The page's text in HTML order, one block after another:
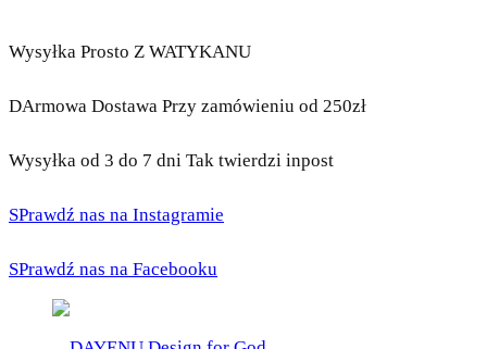
Wysyłka Prosto Z WATYKANU
DArmowa Dostawa Przy zamówieniu od 250zł
Wysyłka od 3 do 7 dni Tak twierdzi inpost
SPrawdź nas na Instagramie
SPrawdź nas na Facebooku